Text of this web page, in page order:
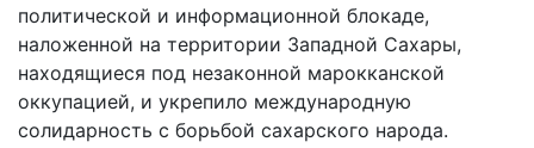
политической и информационной блокаде,
наложенной на территории Западной Сахары,
находящиеся под незаконной марокканской
оккупацией, и укрепило международную
солидарность с борьбой сахарского народа.